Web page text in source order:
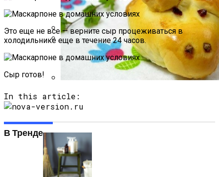
Какие Растения Сажать Для Удачи,
Любви И Богатства
Маникюр С Разноцветными
Стрелочками
Пирожки С Мясом «Поросята»
Это еще не все — верните сыр процеживаться в
холодильнике еще в течение 24 часов.
Сыр готов!
In this article:
В Тренде